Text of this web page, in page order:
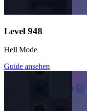
Level 948
Hell Mode
Guide ansehen